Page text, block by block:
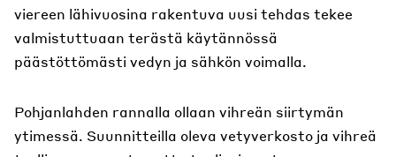
viereen lähivuosina rakentuva uusi tehdas tekee
valmistuttuaan terästä käytännössä
päästöttömästi vedyn ja sähkön voimalla.
Pohjanlahden rannalla ollaan vihreän siirtymän
ytimessä. Suunnitteilla oleva vetyverkosto ja vihreä